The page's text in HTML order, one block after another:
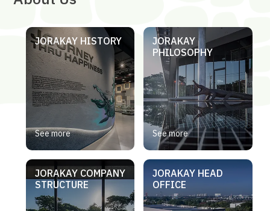
JORAKAY HISTORY
See more
JORAKAY
PHILOSOPHY
See more
JORAKAY COMPANY
STRUCTURE
JORAKAY HEAD
OFFICE